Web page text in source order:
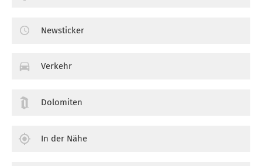
Newsticker
Verkehr
Dolomiten
In der Nähe